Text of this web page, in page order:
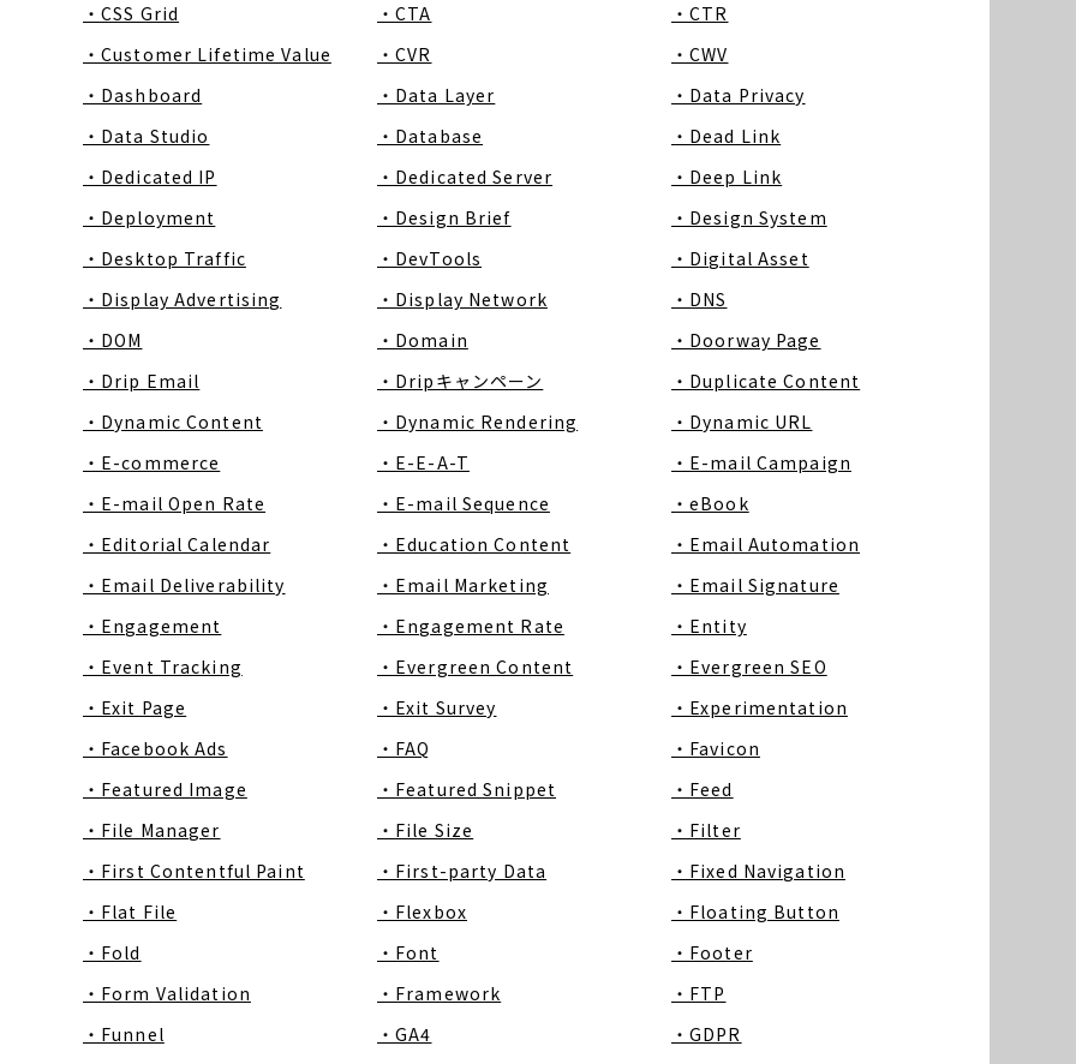
・CSS Grid
・CTA
・CTR
・Customer Lifetime Value
・CVR
・CWV
・Dashboard
・Data Layer
・Data Privacy
・Data Studio
・Database
・Dead Link
・Dedicated IP
・Dedicated Server
・Deep Link
・Deployment
・Design Brief
・Design System
・Desktop Traffic
・DevTools
・Digital Asset
・Display Advertising
・Display Network
・DNS
・DOM
・Domain
・Doorway Page
・Drip Email
・Dripキャンペーン
・Duplicate Content
・Dynamic Content
・Dynamic Rendering
・Dynamic URL
・E-commerce
・E-E-A-T
・E-mail Campaign
・E-mail Open Rate
・E-mail Sequence
・eBook
・Editorial Calendar
・Education Content
・Email Automation
・Email Deliverability
・Email Marketing
・Email Signature
・Engagement
・Engagement Rate
・Entity
・Event Tracking
・Evergreen Content
・Evergreen SEO
・Exit Page
・Exit Survey
・Experimentation
・Facebook Ads
・FAQ
・Favicon
・Featured Image
・Featured Snippet
・Feed
・File Manager
・File Size
・Filter
・First Contentful Paint
・First-party Data
・Fixed Navigation
・Flat File
・Flexbox
・Floating Button
・Fold
・Font
・Footer
・Form Validation
・Framework
・FTP
・Funnel
・GA4
・GDPR